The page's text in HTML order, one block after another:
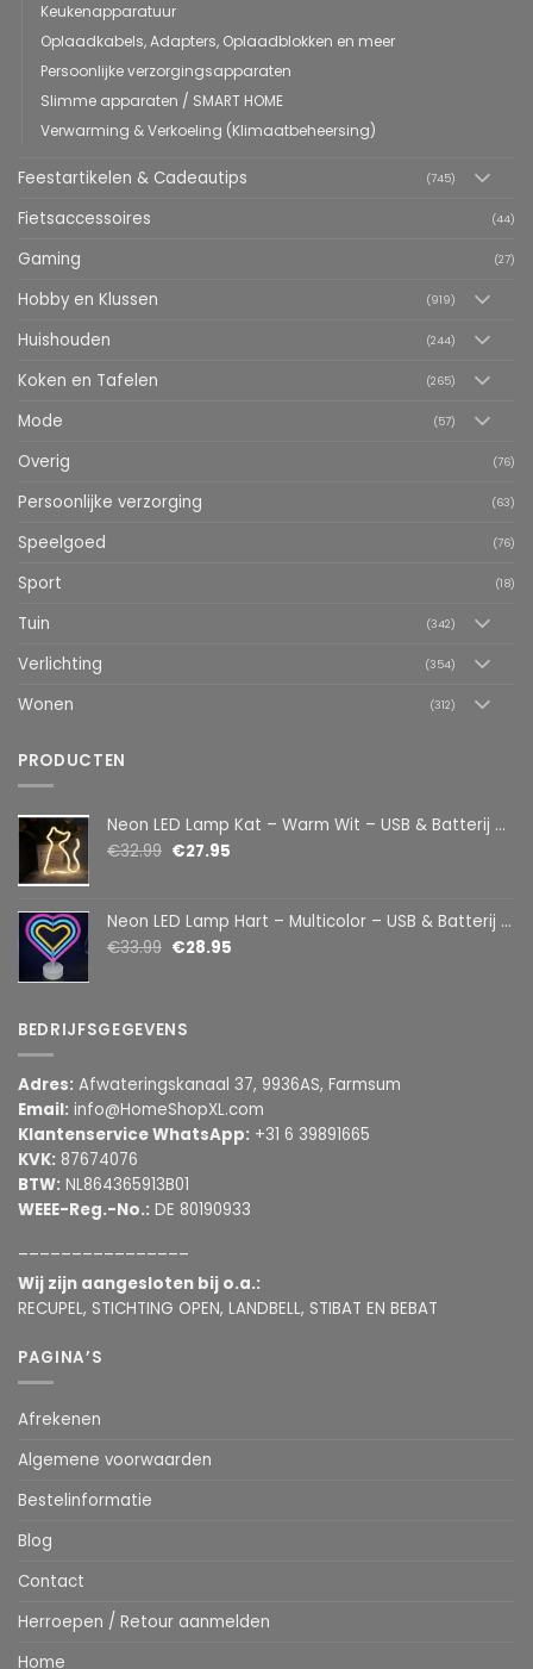
Keukenapparatuur
Oplaadkabels, Adapters, Oplaadblokken en meer
Persoonlijke verzorgingsapparaten
Slimme apparaten / SMART HOME
Verwarming & Verkoeling (Klimaatbeheersing)
Feestartikelen & Cadeautips (745)
Fietsaccessoires (44)
Gaming (27)
Hobby en Klussen (919)
Huishouden (244)
Koken en Tafelen (265)
Mode (57)
Overig (76)
Persoonlijke verzorging (63)
Speelgoed (76)
Sport (18)
Tuin (342)
Verlichting (354)
Wonen (312)
PRODUCTEN
Neon LED Lamp Kat – Warm Wit – USB & Batterij – Decoratieve Tafellamp voor Kinderkamer – 28,5 x 24,5 cm
€32.99 €27.95
Neon LED Lamp Hart – Multicolor – USB & Batterij – Hartvormige Sfeerlamp – Kinderkamer & Slaapkamer – 25,2 x 23 cm
€33.99 €28.95
BEDRIJFSGEGEVENS
Adres: Afwateringskanaal 37, 9936AS, Farmsum
Email: info@HomeShopXL.com
Klantenservice WhatsApp: +31 6 39891665
KVK: 87674076
BTW: NL864365913B01
WEEE-Reg.-No.: DE 80190933
Wij zijn aangesloten bij o.a.:
RECUPEL, STICHTING OPEN, LANDBELL, STIBAT EN BEBAT
PAGINA’S
Afrekenen
Algemene voorwaarden
Bestelinformatie
Blog
Contact
Herroepen / Retour aanmelden
Home